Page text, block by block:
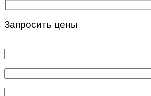
Запросить цены